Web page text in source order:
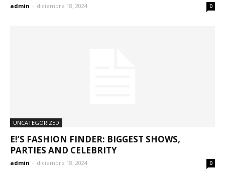
admin - diciembre 18, 2024 0
UNCATEGORIZED
E!’S FASHION FINDER: BIGGEST SHOWS,
PARTIES AND CELEBRITY
admin - diciembre 18, 2024 0